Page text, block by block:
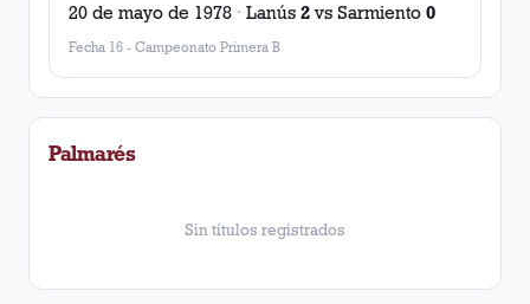
20 de mayo de 1978 · Lanús 2vs Sarmiento 0
Fecha 16 - Campeonato Primera B
Palmarés
Sin títulos registrados